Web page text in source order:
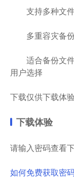
支持多种文件
多重容灾备份
适合备份文件
用户选择
下载仅供下载体
下载体验
请输入密码查看
如何免费获取密